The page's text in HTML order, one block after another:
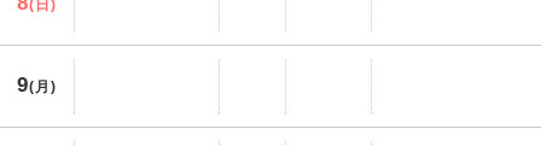
(日)
9(月)